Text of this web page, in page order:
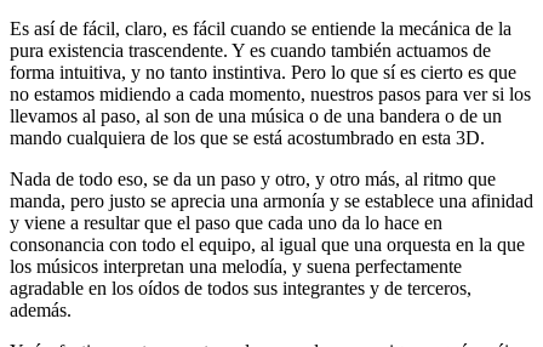
Es así de fácil, claro, es fácil cuando se entiende la mecánica de la
pura existencia trascendente. Y es cuando también actuamos de
forma intuitiva, y no tanto instintiva. Pero lo que sí es cierto es que
no estamos midiendo a cada momento, nuestros pasos para ver si los
llevamos al paso, al son de una música o de una bandera o de un
mando cualquiera de los que se está acostumbrado en esta 3D.
Nada de todo eso, se da un paso y otro, y otro más, al ritmo que
manda, pero justo se aprecia una armonía y se establece una afinidad
y viene a resultar que el paso que cada uno da lo hace en
consonancia con todo el equipo, al igual que una orquesta en la que
los músicos interpretan una melodía, y suena perfectamente
agradable en los oídos de todos sus integrantes y de terceros,
además.